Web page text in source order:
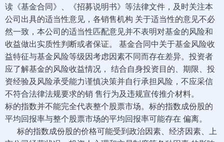
读《基金合同》、《招募说明书》等法律文件，及时关注本
公司出具的适当性意见，各销售机构 关于适当性的意见不必
然一致，本公司的适当性匹配意见并不表明对基金的风险和
收益做出实质性判断或者保证。 基金合同中关于基金风险收
益特征与基金风险等级因考虑因素不同而存在差异。投资者
应了解基金的风险收益情况， 结合自身投资目的、期限、投
资经验及风险承受能力谨慎决策并自行承担风险，不应采信
不符合法律法规要求的销 售行为及违规宣传推介材料。
标的指数并不能完全代表整个股票市场。标的指数成份股的
平均回报率与整个股票市场的平均回报率可能存在 偏离。
标的指数成份股的价格可能受到政治因素、经济因素、上